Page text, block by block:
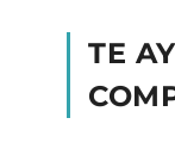
TE